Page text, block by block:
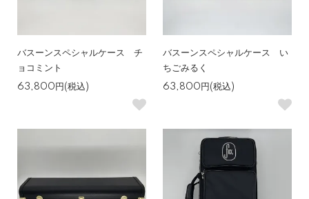
バスーンスペシャルケース チ
ョコミント
63,800円(税込)
バスーンスペシャルケース い
ちごみるく
63,800円(税込)